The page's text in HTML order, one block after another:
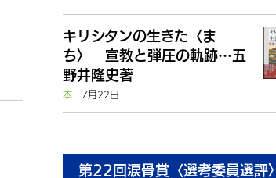
キリシタンの生きた〈ま
ち〉 宣教と弾圧の軌跡…五
野井隆史著
本
7月22日
第22回涙骨賞〈選考委員選評〉